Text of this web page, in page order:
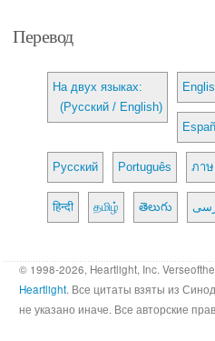
Перевод
На двух языках:
(Русский / English)
Русский Português ภา
हिन्दी தமிழ் తెలుగు
© 1998-2026, Heartlight, Inc.
Heartlight. Все цитаты взяты из
не указано иначе. Все авторские